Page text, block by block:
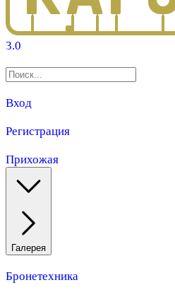
3.0
Вход
Регистрация
Прихожая
Галерея
Бронетехника